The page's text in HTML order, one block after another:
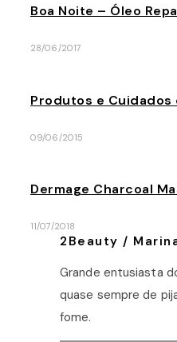
Boa Noite – Óleo
28/06/2017
Produtos e Cuidados
09/06/2015
Dermage Charcoal
11/07/2018
2Beauty /
Grande entusiasta
quase sempre de
fome.